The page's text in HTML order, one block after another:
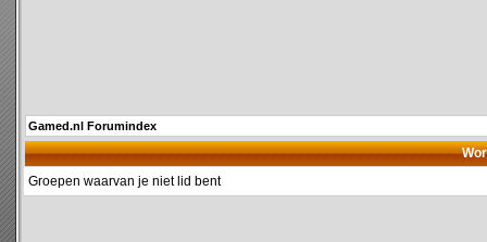
Gamed.nl Forumindex
Groepen waarvan je niet lid bent